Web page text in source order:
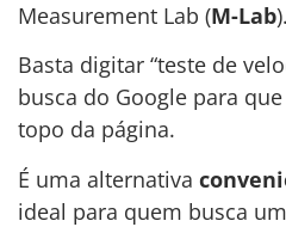
Measurement Lab (M-Lab).
Basta digitar “teste de
busca do Google para
topo da página.
É uma alternativa
ideal para quem busca